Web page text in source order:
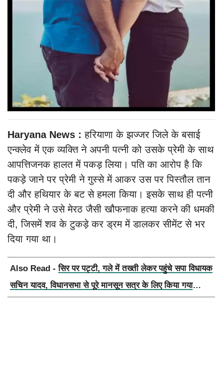
Haryana News : हरियाणा के झज्जर जिले के बसाई
एन्क्लेव में एक व्यक्ति ने अपनी पत्नी को उसके प्रेमी के साथ
आपत्तिजनक हालत में पकड़ लिया। पति का आरोप है कि
पकड़े जाने पर प्रेमी ने गुस्से में आकर उस पर पिस्तौल तान
दी और हथियार के बट से हमला किया। इसके साथ ही पत्नी
और प्रेमी ने उसे मेरठ जैसी खौफनाक हत्या करने की धमकी
दी, जिसमें शव के टुकड़े कर ड्रम में डालकर सीमेंट से भर
दिया गया था।
Also Read -सिर पर पट्टी, गले में तख्ती लेकर पहुंचे सपा विधायक
सचिन यादव, विधानसभा से पूरे मानसून सत्र के लिए किया गया